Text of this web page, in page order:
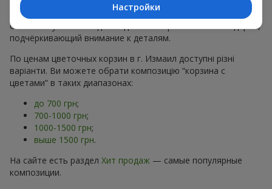
Есть также
VIP-композиции— роскошные корзины для
особых случаев. Каждое изделие — оригинальный подарок,
подчёркивающий внимание к деталям.
По ценам цветочных корзин в г. Измаил доступні різні
варіанти. Ви можете обрати композицію “корзина с
цветами” в таких диапазонах:
до 700 грн;
700-1000 грн;
1000-1500 грн;
выше 1500 грн.
На сайте есть раздел Хит продаж — самые популярные
композиции.
Настройки